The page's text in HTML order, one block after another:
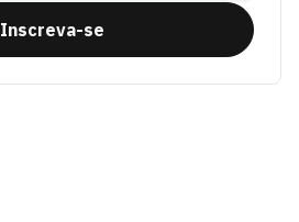
Inscreva-se